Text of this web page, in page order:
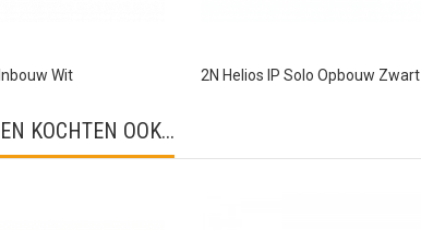
Wit 2N Helios IP Solo Opbouw Zwart
KOCHTEN OOK...